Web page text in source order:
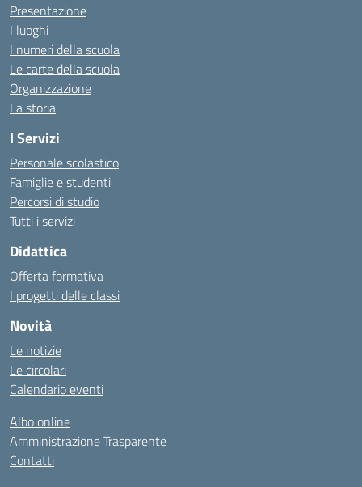
Presentazione
I luoghi
I numeri della scuola
Le carte della scuola
Organizzazione
La storia
I Servizi
Personale scolastico
Famiglie e studenti
Percorsi di studio
Tutti i servizi
Didattica
Offerta formativa
I progetti delle classi
Novità
Le notizie
Le circolari
Calendario eventi
Albo online
Amministrazione Trasparente
Contatti